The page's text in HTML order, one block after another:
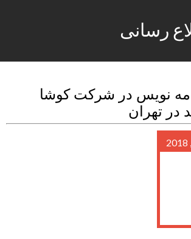
رسانی
نویس در شرکت کوشا
در تهران